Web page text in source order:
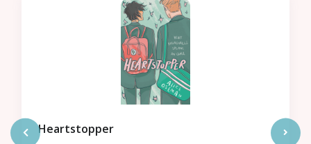
Heartstopper